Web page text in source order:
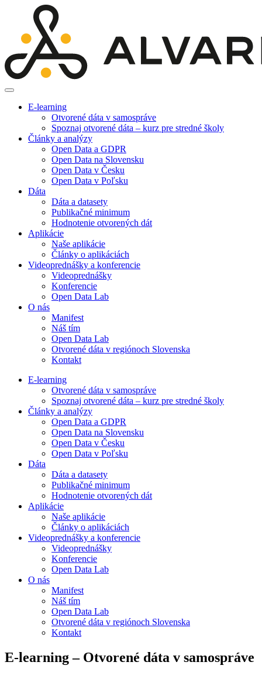
E-learning
Otvorené dáta v samospráve
Spoznaj otvorené dáta – kurz pre stredné školy
Články a analýzy
Open Data a GDPR
Open Data na Slovensku
Open Data v Česku
Open Data v Poľsku
Dáta
Dáta a datasety
Publikačné minimum
Hodnotenie otvorených dát
Aplikácie
Naše aplikácie
Články o aplikáciách
Videoprednášky a konferencie
Videoprednášky
Konferencie
Open Data Lab
O nás
Manifest
Náš tím
Open Data Lab
Otvorené dáta v regiónoch Slovenska
Kontakt
E-learning
Otvorené dáta v samospráve
Spoznaj otvorené dáta – kurz pre stredné školy
Články a analýzy
Open Data a GDPR
Open Data na Slovensku
Open Data v Česku
Open Data v Poľsku
Dáta
Dáta a datasety
Publikačné minimum
Hodnotenie otvorených dát
Aplikácie
Naše aplikácie
Články o aplikáciách
Videoprednášky a konferencie
Videoprednášky
Konferencie
Open Data Lab
O nás
Manifest
Náš tím
Open Data Lab
Otvorené dáta v regiónoch Slovenska
Kontakt
E-learning – Otvorené dáta v samospráve